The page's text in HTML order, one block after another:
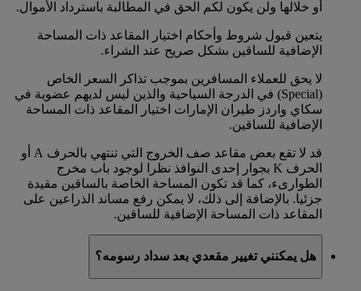
أو خلالها ولن يكون لكم الحق في المطالبة باسترداد الأموال.
يتعين قبول شروط وأحكام اختيار المقاعد ذات المساحة
الإضافية للساقين بشكل صريح عند الشراء.
لا يحق للعملاء المسافرين بموجب تذاكر السعر الخاص
(Special) في الدرجة السياحية والذين ليس لديهم عضوية في
سكاي واردز طيران الإمارات اختيار المقاعد ذات المساحة
الإضافية للساقين.
قد لا تقع بعض مقاعد صف الخروج التي تنتهي بالحرف A أو
الحرف K بجوار إحدى النوافذ نظرا لوجود باب مخرج
الطوارىء، كما قد تكون المساحة الخاصة بالساقين مقيدة
جزئيا. بالإضافة إلى ذلك، لا يمكن رفع مساند الذراعين على
المقاعد ذات المساحة الإضافية للساقين.
هل يمكنني تغيير مقعدي بعد سداد رسومه؟